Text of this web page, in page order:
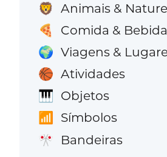
🦁 Animais &
🍕 Comida & Bebida
🌍 Viagens &
🏀 Atividades
🎹 Objetos
📶 Símbolos
🎌 Bandeiras